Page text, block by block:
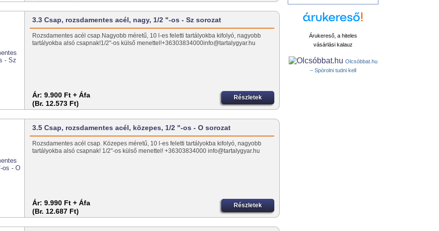
3.3 Csap, rozsdamentes acél, nagy, 1/2 "-os - Sz sorozat
Rozsdamentes acél csap.Nagyobb méretű, 10 l-es feletti tartályokba kifolyó, nagyobb
tartályokba alsó csapnak!1/2"-os külső menettel!+36303834000info@tartalygyar.hu
Ár: 9.900 Ft + Áfa
(Br. 12.573 Ft)
Részletek
3.5 Csap, rozsdamentes acél, közepes, 1/2 "-os - O sorozat
Rozsdamentes acél csap. Közepes méretű, 10 l-es feletti tartályokba kifolyó, nagyobb
tartályokba alsó csapnak! 1/2"-os külső menettel! +36303834000 info@tartalygyar.hu
Ár: 9.990 Ft + Áfa
(Br. 12.687 Ft)
Részletek
Árukereső, a hiteles
vásárlási kalauz
Olcsóbbat.hu
– Spórolni tudni kell